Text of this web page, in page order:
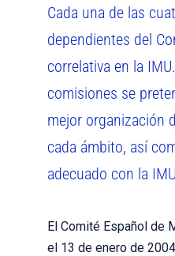
Cada una de las
dependientes del
correlativa en la
comisiones se
mejor organización
cada ámbito, así
adecuado con la
El Comité Español de
el 13 de enero de